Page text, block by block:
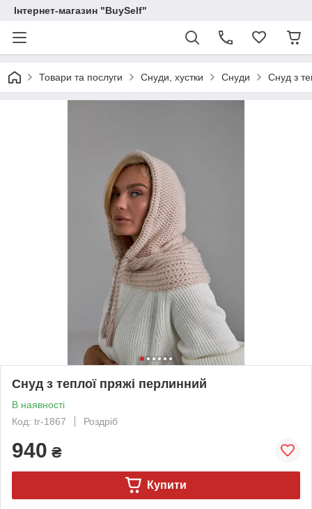
Інтернет-магазин "BuySelf"
Товари та послуги Снуди, хустки Снуди Снуд з
Снуд з теплої пряжі перлинний
В наявності
Код: tr-1867
Роздріб
940 ₴
Купити